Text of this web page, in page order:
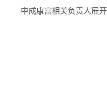
中成康富相关负责人展